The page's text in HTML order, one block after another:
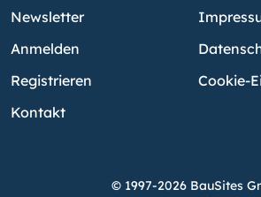
Newsletter
Anmelden
Registrieren
Kontakt
Cookie-
© 1997-2026 BauSites